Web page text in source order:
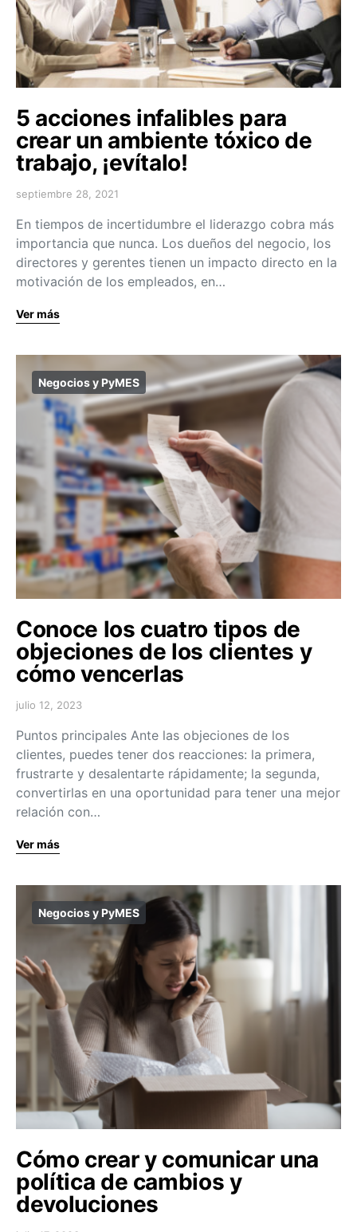
5 acciones infalibles para
crear un ambiente tóxico de
trabajo, ¡evítalo!
septiembre 28, 2021
En tiempos de incertidumbre el liderazgo cobra más
importancia que nunca. Los dueños del negocio, los
directores y gerentes tienen un impacto directo en la
motivación de los empleados, en…
Ver más
Negocios y PyMES
Conoce los cuatro tipos de
objeciones de los clientes y
cómo vencerlas
julio 12, 2023
Puntos principales Ante las objeciones de los
clientes, puedes tener dos reacciones: la primera,
frustrarte y desalentarte rápidamente; la segunda,
convertirlas en una oportunidad para tener una mejor
relación con…
Ver más
Negocios y PyMES
Cómo crear y comunicar una
política de cambios y
devoluciones